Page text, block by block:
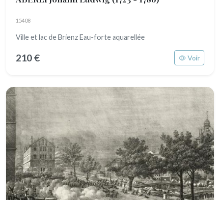
15408
Ville et lac de Brienz Eau-forte aquarellée
210 € Voir